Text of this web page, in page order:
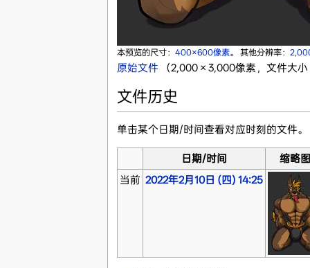
本预览的尺寸： 400×600像素。 其他分辨率：
原始文件‎ （2,000 × 3,000像素，文件大
文件历史
单击某个日期/时间查看对应时刻的文件。
日期/时间
缩略
当前 2022年2月10日 (四) 14:25